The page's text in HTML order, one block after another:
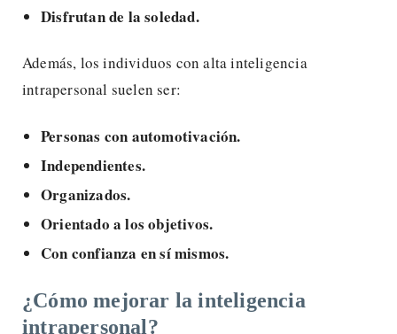
Disfrutan de la soledad.
Además, los individuos con alta inteligencia
intrapersonal suelen ser:
Personas con automotivación.
Independientes.
Organizados.
Orientado a los objetivos.
Con confianza en sí mismos.
¿Cómo mejorar la inteligencia
intrapersonal?